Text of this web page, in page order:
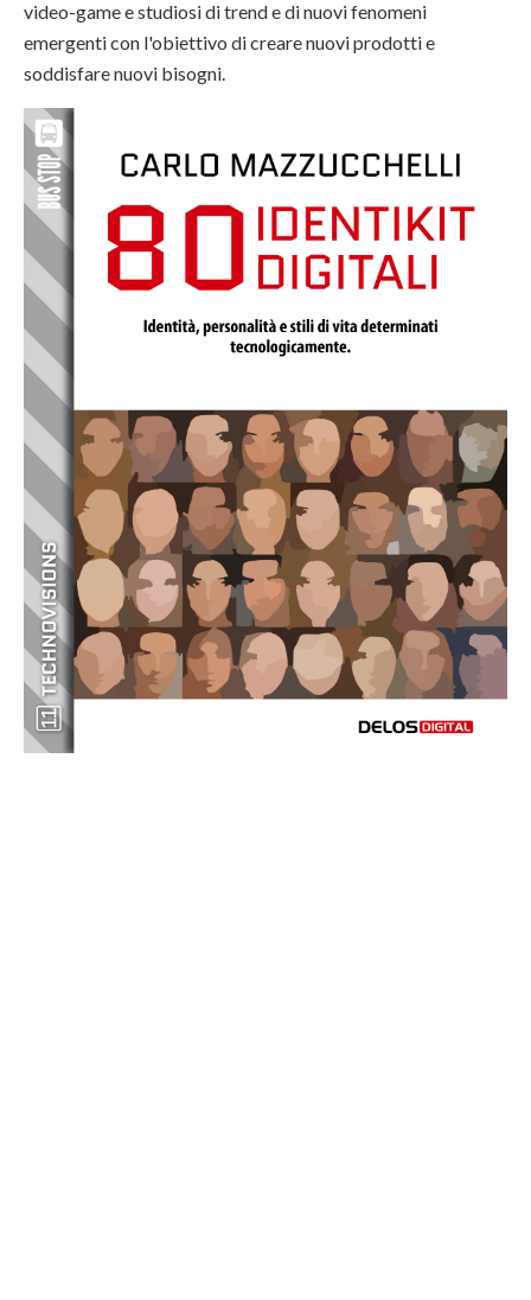
video-game e studiosi di trend e di nuovi fenomeni
emergenti con l'obiettivo di creare nuovi prodotti e
soddisfare nuovi bisogni.